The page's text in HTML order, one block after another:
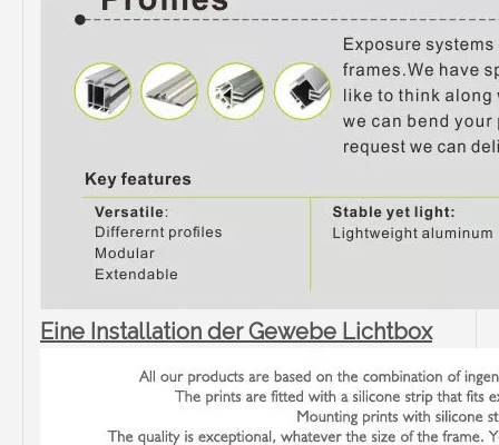
Eine Installation der Gewebe Lichtbox